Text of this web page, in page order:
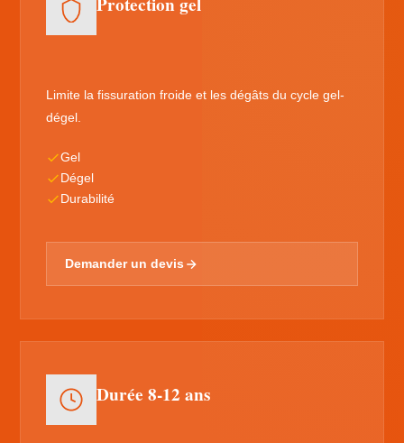
Limite la fissuration froide et les dégâts du cycle gel-
dégel.
Gel
Dégel
Durabilité
Demander un devis
Durée 8-12 ans